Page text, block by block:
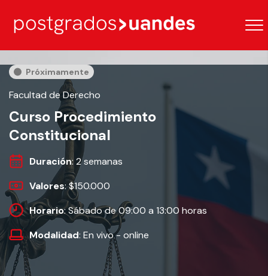
Próximamente
Facultad de Derecho
Curso Procedimiento
Constitucional
Duración: 2 semanas
Valores: $150.000
Horario: Sábado de 09:00 a 13:00 horas
Modalidad: En vivo - online